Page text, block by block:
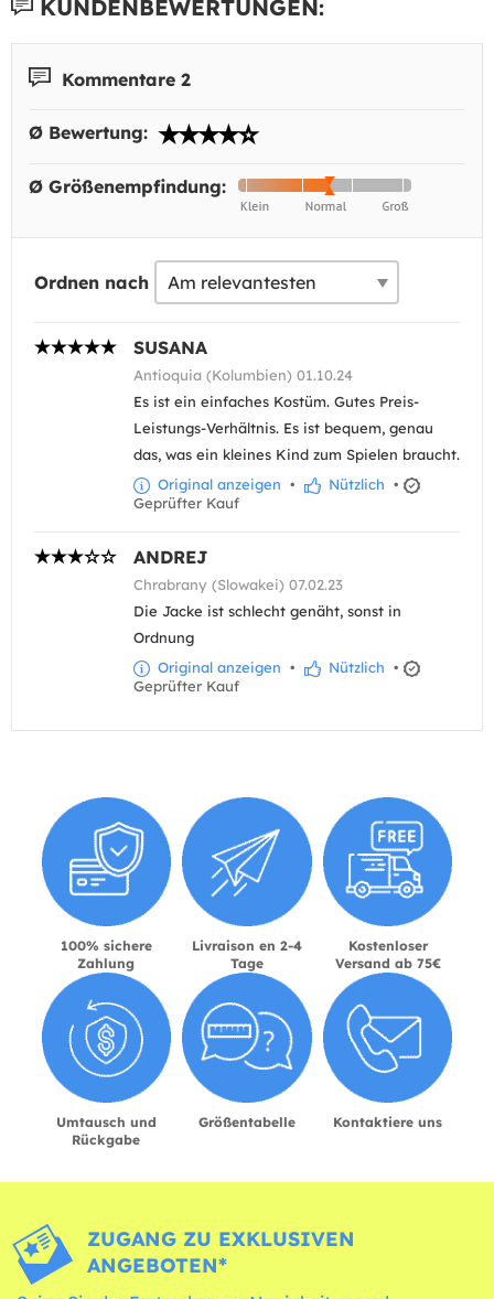
KUNDENBEWERTUNGEN:
Kommentare 2
Ø Bewertung:
Ø Größenempfindung:
Ordnen nach
SUSANA
Antioquia (Kolumbien) 01.10.24
Es ist ein einfaches Kostüm. Gutes Preis-
Leistungs-Verhältnis. Es ist bequem, genau
das, was ein kleines Kind zum Spielen braucht.
Original anzeigen • Nützlich •
Geprüfter Kauf
ANDREJ
Chrabrany (Slowakei) 07.02.23
Die Jacke ist schlecht genäht, sonst in
Ordnung
Original anzeigen • Nützlich •
Geprüfter Kauf
100% sichere
Zahlung
Livraison en 2-4
Tage
Kostenloser
Versand ab 75€
Umtausch und
Rückgabe
Größentabelle Kontaktiere uns
ZUGANG ZU EXKLUSIVEN
ANGEBOTEN*